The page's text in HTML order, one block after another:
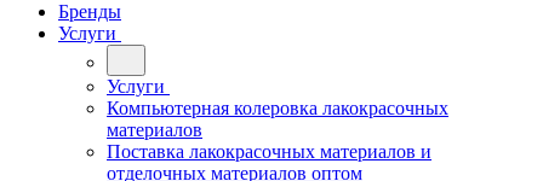
Бренды
Услуги
Услуги
Компьютерная колеровка лакокрасочных
материалов
Поставка лакокрасочных материалов и
отделочных материалов оптом